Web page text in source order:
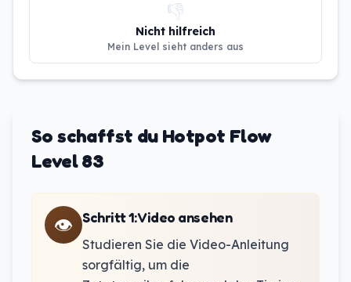
👎
Nicht hilfreich
Mein Level sieht anders aus
So schaffst du Hotpot Flow
Level 83
👁️ Schritt 1:Video ansehen
Studieren Sie die Video-Anleitung
sorgfältig, um die